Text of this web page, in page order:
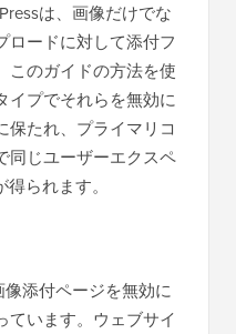
は、画像だけでな
ロードに対して添付フ
このガイドの方法を使
イプでそれらを無効に
保たれ、プライマリコ
同じユーザーエクスペ
られます。
添付ページを無効に
ています。ウェブサイ